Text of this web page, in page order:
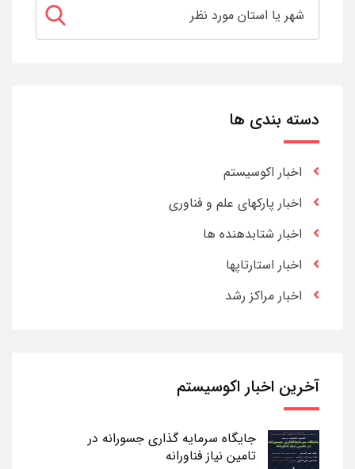
دسته بندی ها
اخبار اکوسیستم
اخبار پارکهای علم و فناوری
اخبار شتابدهنده ها
اخبار استارتاپها
اخبار مراکز رشد
آخرین اخبار اکوسیستم
جایگاه سرمایه گذاری جسورانه در
تامین نیاز فناورانه